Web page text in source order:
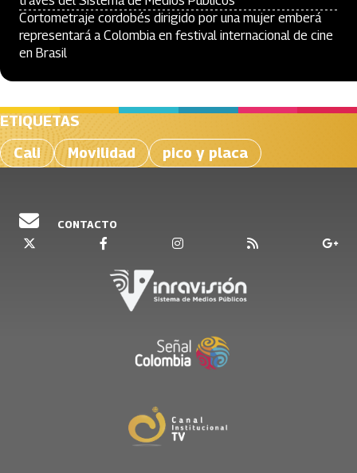
Cortometraje cordobés dirigido por una mujer emberá
representará a Colombia en festival internacional de cine
en Brasil
ETIQUETAS
Cali
Movilidad pico y placa
CONTACTO